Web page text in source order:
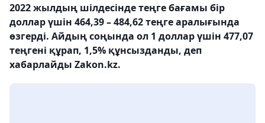
2022 жылдың шілдесінде теңге бағамы бір
доллар үшін 464,39 – 484,62 теңге аралығында
өзгерді. Айдың соңында ол 1 доллар үшін 477,07
теңгені құрап, 1,5% құнсызданды, деп
хабарлайды Zakon.kz.